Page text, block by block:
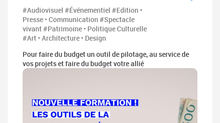
#Audiovisuel #Événementiel #Edition •
Presse • Communication #Spectacle
vivant#Patrimoine • Politique Culturelle
#Art • Architecture • Design
Pour faire du budget un outil de pilotage, au service de
vos projets et faire du budget votre allié